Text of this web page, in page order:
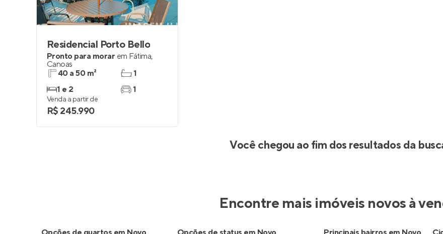
Residencial Porto Bello
Pronto para morar em Fátima,
Canoas
40 a 50 m²
1 e 2
1
1
Venda a partir de
R$ 245.990
Você chegou ao fim dos resultados da
Encontre mais imóveis novos à